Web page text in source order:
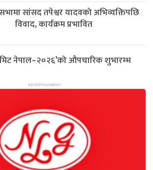
सभामा सांसद तपेश्वर यादवको अभिव्यक्तिपछि
विवाद, कार्यक्रम प्रभावित
नेपाल–२०२६’को औपचारिक शुभारम्भ